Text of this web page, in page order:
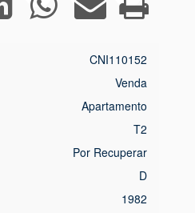
CNI110152
Venda
Apartamento
T2
Por Recuperar
D
1982